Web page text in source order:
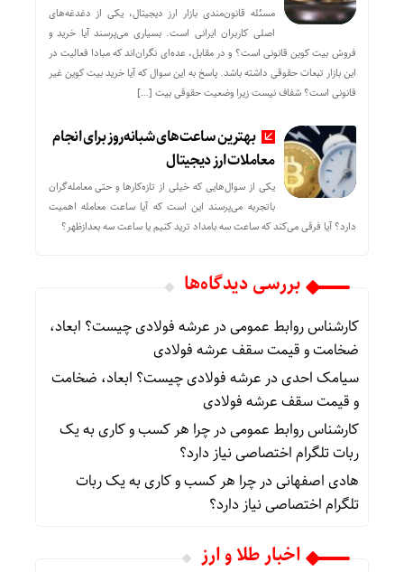
مسئله قانون‌مندی بازار ارز دیجیتال، یکی از دغدغه‌های
اصلی کاربران ایرانی است. بسیاری می‌پرسند آیا خرید و
فروش بیت کوین قانونی است؟ و در مقابل، عده‌ای نگران‌اند که مبادا فعالیت در
این بازار تبعات حقوقی داشته باشد. پاسخ به این سوال که آیا خرید بیت کوین غیر
قانونی است؟ شفاف نیست زیرا وضعیت حقوقی بیت‌ […]
بهترین ساعت‌های شبانه‌روز برای انجام
معاملات ارز دیجیتال
یکی از سوال‌هایی که خیلی از تازه‌کارها و حتی معامله‌گران
باتجربه می‌پرسند این است که آیا ساعت معامله اهمیت
دارد؟ آیا فرقی می‌کند که ساعت سه بامداد ترید کنیم یا ساعت سه بعدازظهر؟
بررسی دیدگاه‌ها
کارشناس روابط عمومیدر عرشه فولادی چیست؟ ابعاد،
ضخامت و قیمت سقف عرشه فولادی
سیامک احدیدر عرشه فولادی چیست؟ ابعاد، ضخامت
و قیمت سقف عرشه فولادی
کارشناس روابط عمومیدرچرا هر کسب‌ و کاری به یک
ربات تلگرام اختصاصی نیاز دارد؟
هادی اصفهانیدرچرا هر کسب‌ و کاری به یک ربات
تلگرام اختصاصی نیاز دارد؟
اخبار طلا و ارز